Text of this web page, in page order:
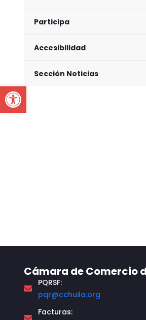
Open toolbar
Participa
Accesibilidad
Sección Noticias
Cámara de Comercio
PQRSF:
pqr@cchuila.org
Facturas: